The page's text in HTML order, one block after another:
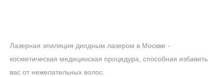
Лазерная эпиляция диодным лазером в Москве -
косметическая медицинская процедура, способная избавить
вас от нежелательных волос.